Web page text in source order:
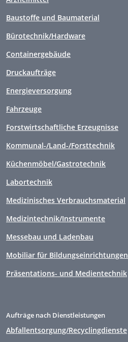
Baustoffe und Baumaterial
Bürotechnik/Hardware
Containergebäude
Druckaufträge
Energieversorgung
Fahrzeuge
Forstwirtschaftliche Erzeugnisse
Kommunal-/Land-/Forsttechnik
Küchenmöbel/Gastrotechnik
Labortechnik
Medizinisches Verbrauchsmaterial
Medizintechnik/Instrumente
Messebau und Ladenbau
Mobiliar für Bildungseinrichtungen
Präsentations- und Medientechnik
Aufträge nach Dienstleistungen
Abfallentsorgung/Recyclingdienste